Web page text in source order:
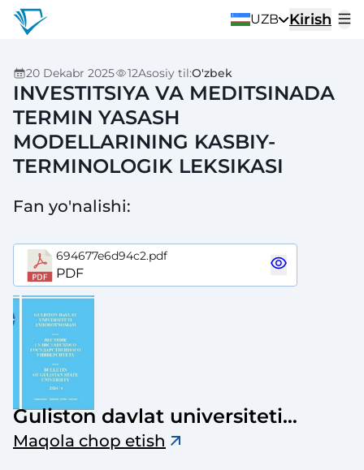
UZB Kirish
20 Dekabr 2025 12Asosiy til:O'zbek
INVESTITSIYA VA MEDITSINADA
TERMIN YASASH
MODELLARINING KASBIY-
TERMINOLOGIK LEKSIKASI
Fan yo'nalishi:
694677e6d94c2.pdf
PDF
Guliston davlat universiteti
axborotnomasi
Maqola chop etish